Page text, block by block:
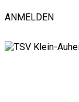
ANMELDEN